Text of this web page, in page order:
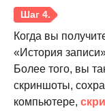
Когда вы
«История
Более того, вы
скриншоты,
компьютере,